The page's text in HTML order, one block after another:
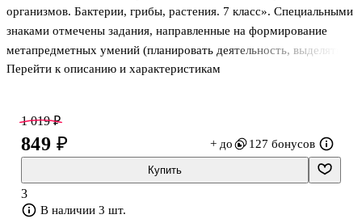
организмов. Бактерии, грибы, растения. 7 класс». Специальными
знаками отмечены задания, направленные на формирование
метапредметных умений (планировать деятельность, выделять
различные признаки, сравнивать, классифицировать и др.) и
что и в учебнике. В конце каждого раздела помещена рубрика
«Тренировочные задания», вопросы которой составлены по
форме и с учетом требований ЕГЭ. Работа с тетрадью поможет
учащимся лучше освоить содержание курса.
Учебник соответствует Федеральному образ
Перейти к описанию и характеристикам
1 019 ₽
849 ₽ + до 127 бонусов
Купить
3
В наличии 3 шт.